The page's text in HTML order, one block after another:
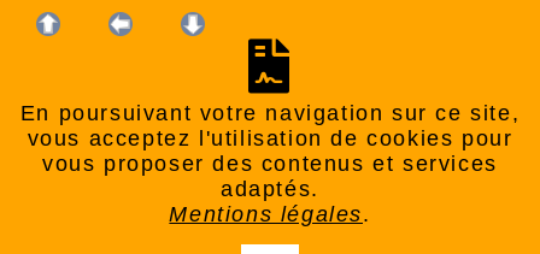
En poursuivant votre navigation sur ce site,
vous acceptez l'utilisation de cookies pour
vous proposer des contenus et services
adaptés.
Mentions légales.